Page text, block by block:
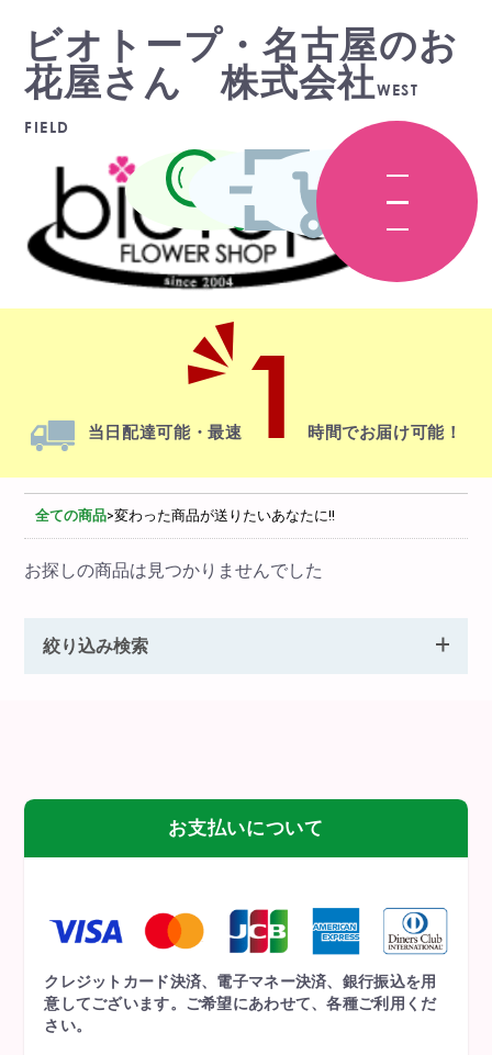
ビオトープ・名古屋のお
花屋さん 株式会社WEST
FIELD
当日配達可能・最速 1 時間でお届け可能！
全ての商品>変わった商品が送りたいあなたに!!
お探しの商品は見つかりませんでした
絞り込み検索
お支払いについて
クレジットカード決済、電子マネー決済、銀行振込を用
意してございます。ご希望にあわせて、各種ご利用くだ
さい。